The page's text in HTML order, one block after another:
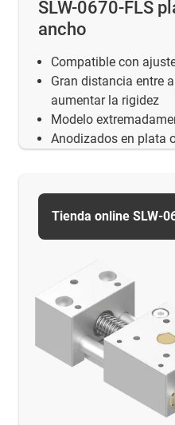
SLW-0670-FLS
ancho
Compatible con
Gran distancia entre
aumentar la rigidez
Modelo
Anodizados en plata
Tienda online SLW-